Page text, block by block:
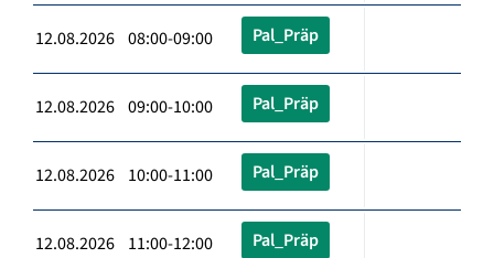
12.08.2026 08:00-09:00 Pal_Präp
12.08.2026 09:00-10:00 Pal_Präp
12.08.2026 10:00-11:00 Pal_Präp
12.08.2026 11:00-12:00 Pal_Präp